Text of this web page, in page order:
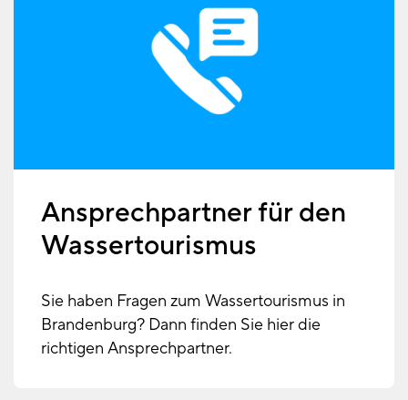
Ansprechpartner für den
Wassertourismus
Sie haben Fragen zum Wassertourismus in
Brandenburg? Dann finden Sie hier die
richtigen Ansprechpartner.